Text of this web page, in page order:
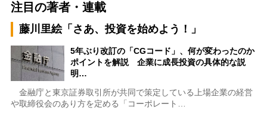
注目の著者・連載
藤川里絵「さあ、投資を始めよう！」
5年ぶり改訂の「CGコード」、何が変わったのか
ポイントを解説 企業に成長投資の具体的な説
明…
金融庁と東京証券取引所が共同で策定している上場企業の経営
や取締役会のあり方を定める「コーポレート…